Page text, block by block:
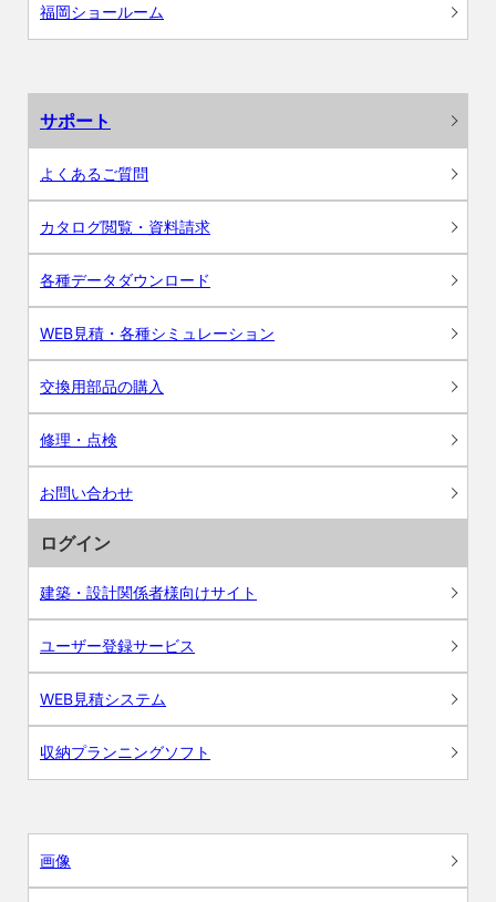
福岡ショールーム
サポート
よくあるご質問
カタログ閲覧・資料請求
各種データダウンロード
WEB見積・各種シミュレーション
交換用部品の購入
修理・点検
お問い合わせ
ログイン
建築・設計関係者様向けサイト
ユーザー登録サービス
WEB見積システム
収納プランニングソフト
画像